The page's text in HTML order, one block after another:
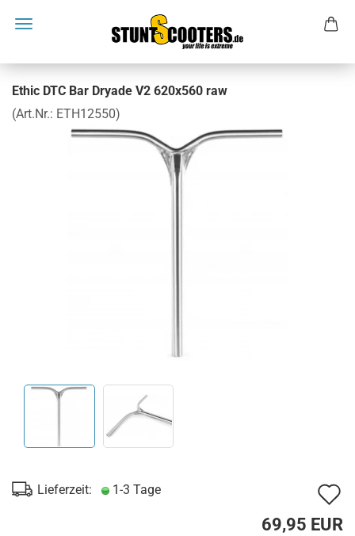
Ethic DTC Bar Dryade V2 620x560 raw
(Art.Nr.: ETH12550)
Lieferzeit: 1-3 Tage
69,95 EUR